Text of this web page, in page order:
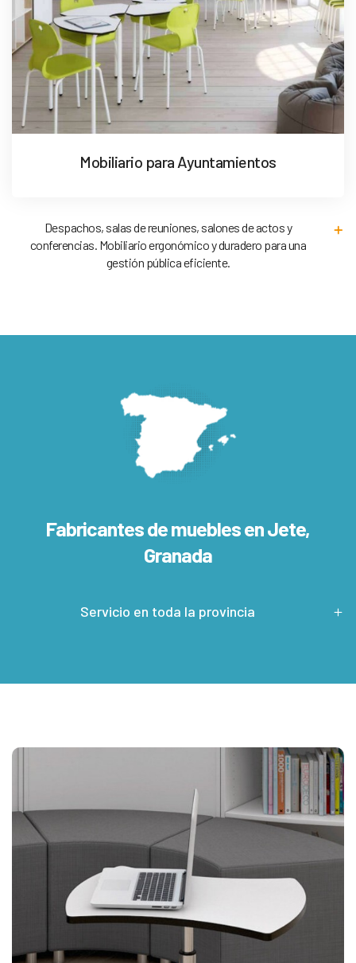
Mobiliario para Ayuntamientos
Despachos, salas de reuniones, salones de actos y
conferencias. Mobiliario ergonómico y duradero para una
gestión pública eficiente.
Fabricantes de muebles enJete,
Granada
Servicio en toda la provincia